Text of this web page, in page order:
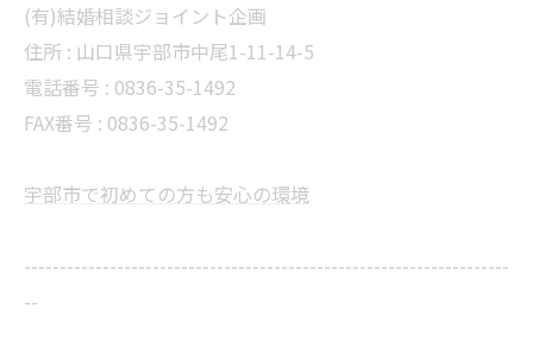
(有)結婚相談ジョイント企画
住所 : 山口県宇部市中尾1-11-14-5
電話番号 : 0836-35-1492
FAX番号 : 0836-35-1492
宇部市で初めての方も安心の環境
--------------------------------------------------------------------
--